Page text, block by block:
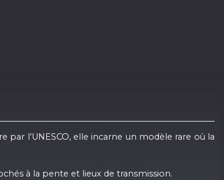
l’UNESCO, elle incarne un modèle rare où la
à la pente et lieux de transmission.